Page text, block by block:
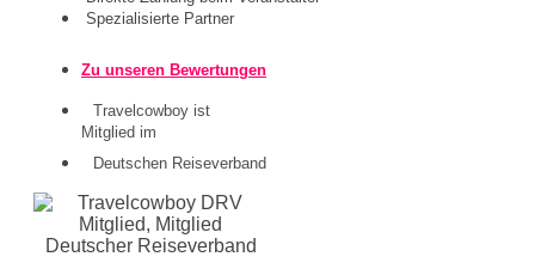
Spezialisierte Partner
Zu unseren Bewertungen
Travelcowboy ist
Mitglied im
Deutschen Reiseverband